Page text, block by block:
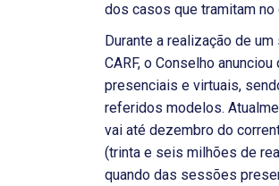
dos casos que tramitam no
Durante a realização de
CARF, o Conselho
presenciais e virtuais,
referidos modelos.
vai até dezembro do
(trinta e seis milhões de
quando das sessões